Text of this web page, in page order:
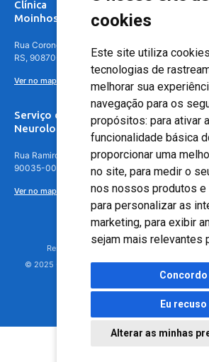
cookies
Este site utiliza
tecnologias de
melhorar sua
navegação para os
propósitos: para ativar a
funcionalidade básica
proporcionar uma
no site, para medir o
nos nossos produtos
para personalizar as
marketing, para exibir
sejam mais relevantes
Concordo
Eu recuso
Alterar as minhas
Clínica
Moinhos de Vento - Teresópolis
Rua Coronel Aparício Borges, 250 - 3º andar -
RS, 90870-016
Ver no mapa
Serviço de
Neurologia
Rua Ramiro Barcelos, 630 – 5º andar – Floresta,
90035-001
Ver no mapa
Responsável Técnico: Dr. Luiz Antonio Nasi -
© 2025 - Hospital Moinhos de Vento - Registro